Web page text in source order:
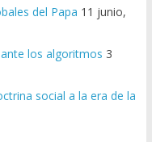
del Papa 11 junio,
los algoritmos 3
social a la era de la